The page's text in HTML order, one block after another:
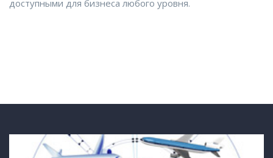
доступными для бизнеса любого уровня.